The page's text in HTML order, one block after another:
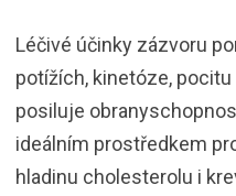
Léčivé účinky zázvoru
potížích, kinetóze,
posiluje
ideálním prostředkem
hladinu cholesterolu i